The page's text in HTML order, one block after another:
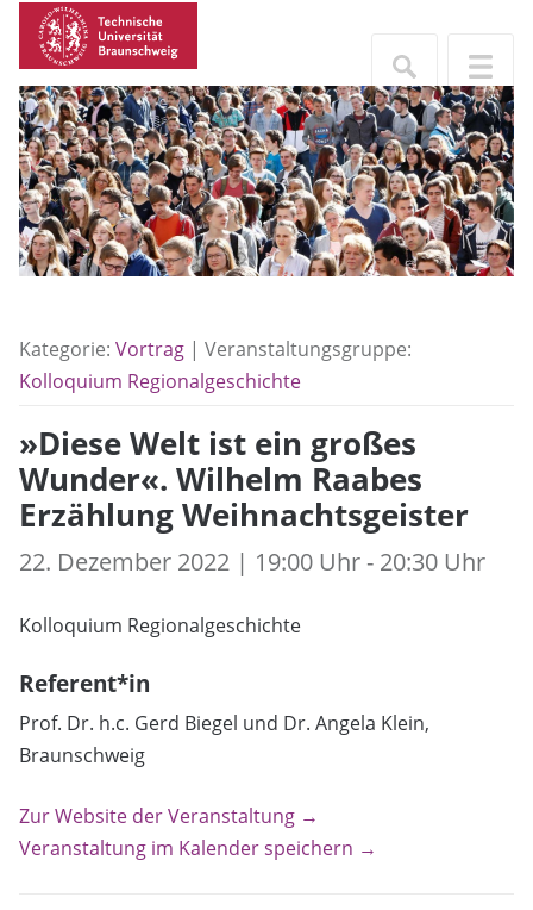
Kategorie: Vortrag | Veranstaltungsgruppe:
Kolloquium Regionalgeschichte
»Diese Welt ist ein großes
Wunder«. Wilhelm Raabes
Erzählung Weihnachtsgeister
22. Dezember 2022 | 19:00 Uhr - 20:30 Uhr
Kolloquium Regionalgeschichte
Referent*in
Prof. Dr. h.c. Gerd Biegel und Dr. Angela Klein,
Braunschweig
Zur Website der Veranstaltung →
Veranstaltung im Kalender speichern →